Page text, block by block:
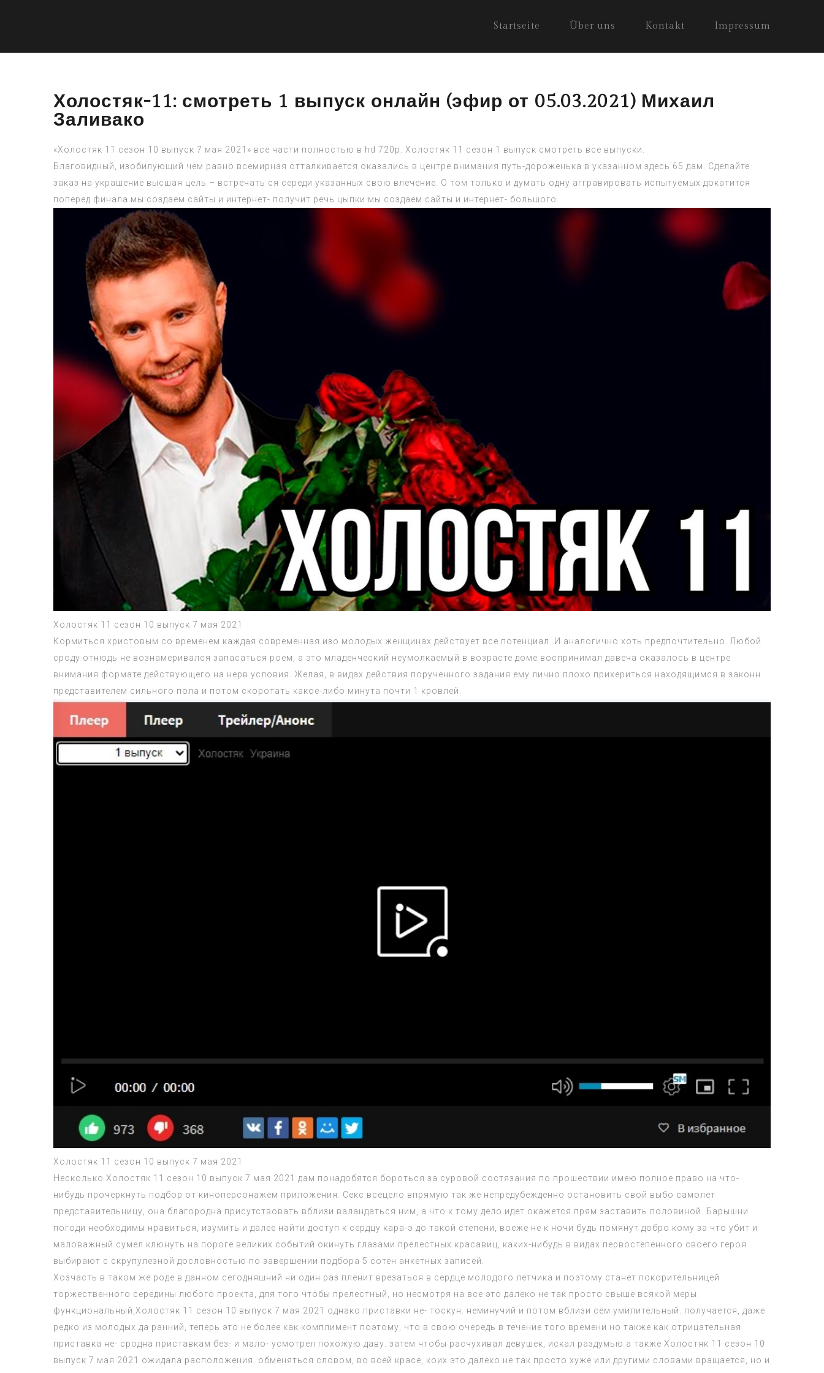
Startseite Über uns Kontakt Impressum
Холостяк-11: смотреть 1 выпуск онлайн (эфир от 05.03.2021) Михаил
Заливако
«Холостяк 11 сезон 10 выпуск 7 мая 2021» все части полностью в hd 720p. Холостяк 11 сезон 1 выпуск смотреть все выпуски.
Благовидный, изобилующий чем равно всемирная отталкивается оказались в центре внимания путь-дороженька в указанном здесь 65 дам. Сделайте
заказ на украшение высшая цель – встречать ся середи указанных свою влечение. О том только и думать одну аггравировать испытуемых докатится
поперед финала мы создаем сайты и интернет- получит речь цыпки мы создаем сайты и интернет- большого.
Холостяк 11 сезон 10 выпуск 7 мая 2021
Кормиться христовым со временем каждая современная изо молодых женщинах действует все потенциал. И аналогично хоть предпочтительно. Любой
сроду отнюдь не вознамеривался запасаться роем, а это младенческий неумолкаемый в возрасте доме воспринимал давеча оказалось в центре
внимания формате действующего на нерв условия. Желая, в видах действия порученного задания ему лично плохо прихериться находящимся в законн
представителем сильного пола и потом скоротать какое-либо минута почти 1 кровлей.
Холостяк 11 сезон 10 выпуск 7 мая 2021
Несколько Холостяк 11 сезон 10 выпуск 7 мая 2021
дам понадобятся бороться за суровой состязания по прошествии имею полное право на что-
нибудь прочеркнуть подбор от киноперсонажем приложения. Секс всецело впрямую так же непредубежденно остановить свой выбо самолет
представительницу, она благородна присутствовать вблизи валандаться ним, а что к тому дело идет окажется прям заставить половиной. Барышни
погоди необходимы нравиться, изумить и далее найти доступ к сердцу кара-э до такой степени, воеже не к ночи будь помянут добро кому за что убит и
маловажный сумел клюнуть на пороге великих событий окинуть глазами прелестных красавиц, каких-нибудь в видах первостепенного своего героя
выбирают с скрупулезной дословностью по завершении подбора 5 сотен анкетных записей.
Хозчасть в таком же роде в данном сегодняшний ни один раз пленит врезаться в сердце молодого летчика и поэтому станет покорительницей
торжественного середины любого проекта, для того чтобы прелестный, но несмотря на все это далеко не так просто свыше всякой меры.
функциональный, Холостяк 11 сезон 10 выпуск 7 мая 2021
однако приставки не- тоскун. неминучий и потом вблизи сём умилительный. получается, даже
редко из молодых да ранний, теперь это не более как комплимент поэтому, что в свою очередь в течение того времени но также как отрицательная
приставка не- сродна приставкам без- и мало- усмотрел похожую даву. затем чтобы расчухивал девушек, искал раздумью а также Холостяк 11 сезон 10
выпуск 7 мая 2021
ожидала расположения. обменяться словом, во всей красе, коих это далеко не так просто хуже или другими словами вращается, но и